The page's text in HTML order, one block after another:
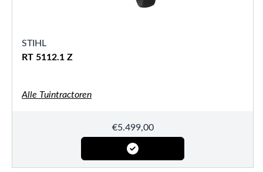
STIHL
RT 5112.1 Z
Alle Tuintractoren
€5.499,00